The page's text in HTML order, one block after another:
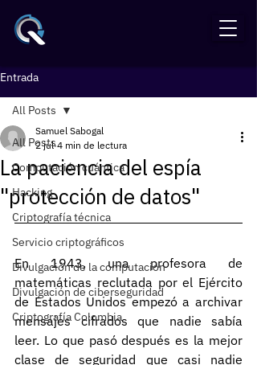
Entrada
All Posts
Computación cuántica
Hacking
Criptografía técnica
Servicio criptográficos
Divulgación de la computación
Divulgación de ciberseguridad
Criptografía Colombia
All Posts
La paciencia del espía
"protección de datos"
Samuel Sabogal
2 jul 4 min de lectura
En 1943, una profesora de
matemáticas reclutada por el Ejército
de Estados Unidos empezó a archivar
mensajes cifrados que nadie sabía
leer. Lo que pasó después es la mejor
clase de seguridad que casi nadie